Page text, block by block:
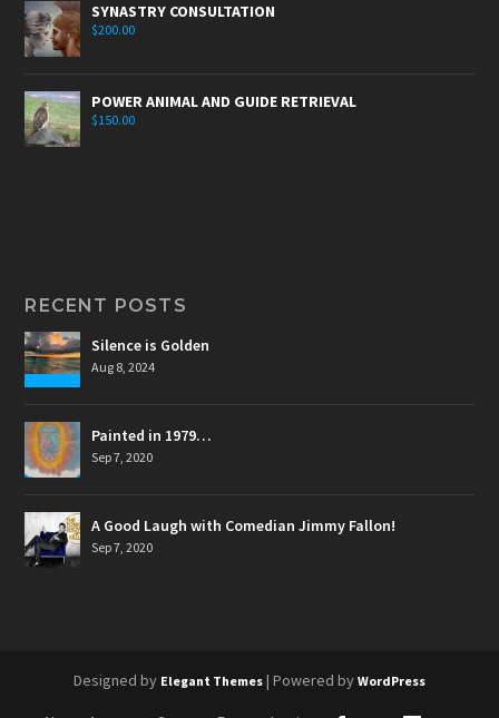
SYNASTRY CONSULTATION
$200.00
POWER ANIMAL AND GUIDE RETRIEVAL
$150.00
RECENT POSTS
Silence is Golden
Aug 8, 2024
Painted in 1979…
Sep 7, 2020
A Good Laugh with Comedian Jimmy Fallon!
Sep 7, 2020
Designed by Elegant Themes | Powered by WordPress